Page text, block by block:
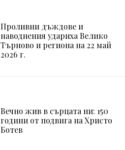
Проливни дъждове и
наводнения удариха Велико
Търново и региона на 22 май
2026 г.
Вечно жив в сърцата ни: 150
години от подвига на Христо
Ботев